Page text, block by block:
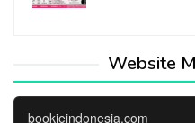
Website
bookieindonesia.com